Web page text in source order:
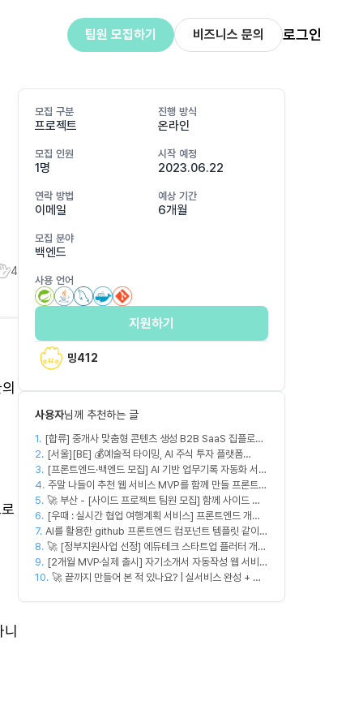
팀원 모집하기 비즈니스 문의 로그인
4
모집 구분
프로젝트
진행 방식
온라인
모집 인원
1명
시작 예정
2023.06.22
연락 방법
이메일
예상 기간
6개월
모집 분야
백엔드
사용 언어
지원하기
밍412
사용자님께 추천하는 글
1. [합류] 중개사 맞춤형 콘텐츠 생성 B2B SaaS 집플로우
과 함께 하실 멤버를 모집합니다!
2. [서울][BE] 💰예술적 타이밍, AI 주식 투자 플랫폼
(Spring)
3. [프론트엔드·백엔드 모집] AI 기반 업무기록 자동화 서비
스 MVP 개발
4. 주말 나들이 추천 웹 서비스 MVP를 함께 만들 프론트엔
드/디자이너 모집합니다
5. 🚀 부산 - [사이드 프로젝트 팀원 모집] 함께 사이드 프
로젝트 진행할 팀원 모집합니다. 🚀
6. [우때 : 실시간 협업 여행계획 서비스] 프론트엔드 개발
자 팀원을 모집합니다
7. AI를 활용한 github 프론트엔드 컴포넌트 템플릿 같이
만드실분
8. 🚀 [정부지원사업 선정] 에듀테크 스타트업 플러터 개발
자를 모십니다!
9. [2개월 MVP·실제 출시] 자기소개서 자동작성 웹 서비스
디자이너·프론트엔드·백엔드·AI 엔지니어 모집
10. 🚀 끝까지 만들어 본 적 있나요? | 실서비스 완성 + 수